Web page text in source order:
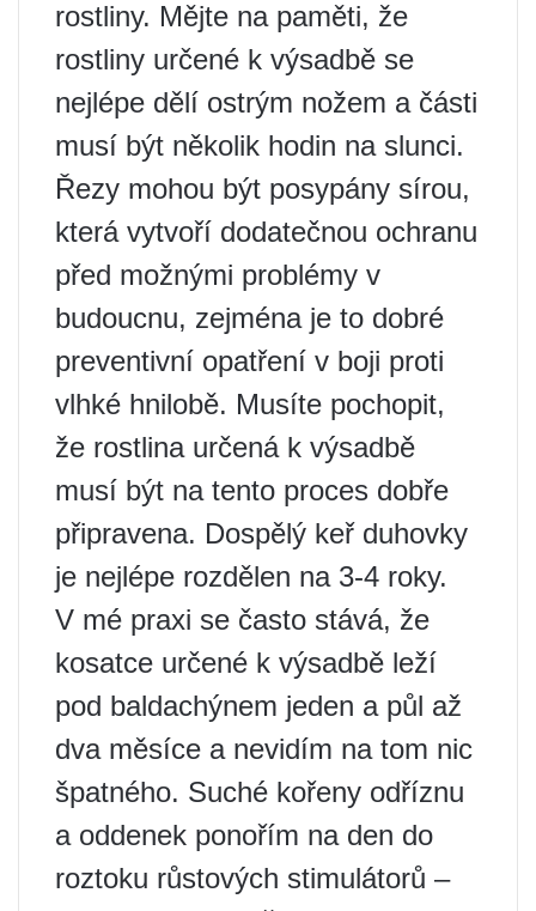
rostliny. Mějte na paměti, že
rostliny určené k výsadbě se
nejlépe dělí ostrým nožem a části
musí být několik hodin na slunci.
Řezy mohou být posypány sírou,
která vytvoří dodatečnou ochranu
před možnými problémy v
budoucnu, zejména je to dobré
preventivní opatření v boji proti
vlhké hnilobě. Musíte pochopit,
že rostlina určená k výsadbě
musí být na tento proces dobře
připravena. Dospělý keř duhovky
je nejlépe rozdělen na 3-4 roky.
V mé praxi se často stává, že
kosatce určené k výsadbě leží
pod baldachýnem jeden a půl až
dva měsíce a nevidím na tom nic
špatného. Suché kořeny odříznu
a oddenek ponořím na den do
roztoku růstových stimulátorů –